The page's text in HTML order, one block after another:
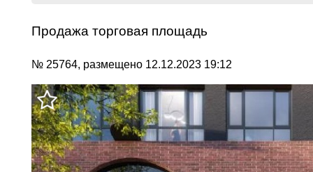
Продажа торговая площадь
№ 25764, размещено 12.12.2023 19:12